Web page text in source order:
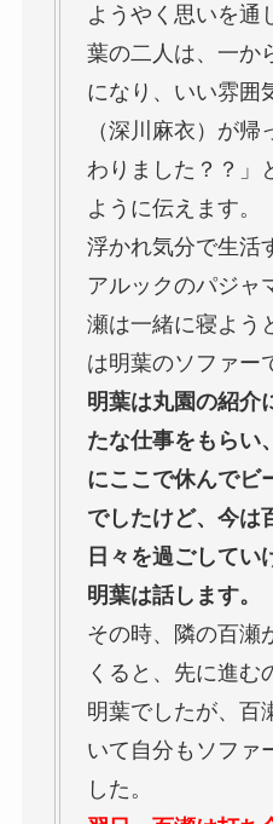
ようやく思いを通
葉の二人は、一か
になり、いい雰囲
（深川麻衣）が
わりました？？」
ように伝えます。
浮かれ気分で生活
アルックのパジャ
瀬は一緒に寝よう
は明葉のソファー
明葉は丸園の紹介
たな仕事をもらい
にここで休んでビ
でしたけど、今は
日々を過ごしてい
明葉は話します。
その時、隣の百瀬
くると、先に進む
明葉でしたが、百
いて自分もソファ
した。